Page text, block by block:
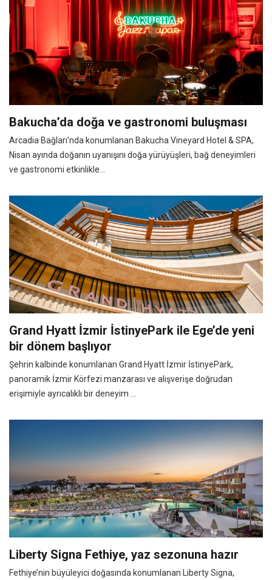
Bakucha’da doğa ve gastronomi buluşması
Arcadia Bağları’nda konumlanan Bakucha Vineyard Hotel & SPA,
Nisan ayında doğanın uyanışını doğa yürüyüşleri, bağ deneyimleri
ve gastronomi etkinlikle...
Grand Hyatt İzmir İstinyePark ile Ege’de yeni
bir dönem başlıyor
Şehrin kalbinde konumlanan Grand Hyatt İzmir İstinyePark,
panoramik İzmir Körfezi manzarası ve alışverişe doğrudan
erişimiyle ayrıcalıklı bir deneyim ...
Liberty Signa Fethiye, yaz sezonuna hazır
Fethiye’nin büyüleyici doğasında konumlanan Liberty Signa,